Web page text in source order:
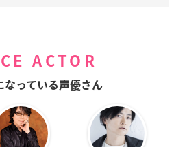
ACTOR
なっている声優さん